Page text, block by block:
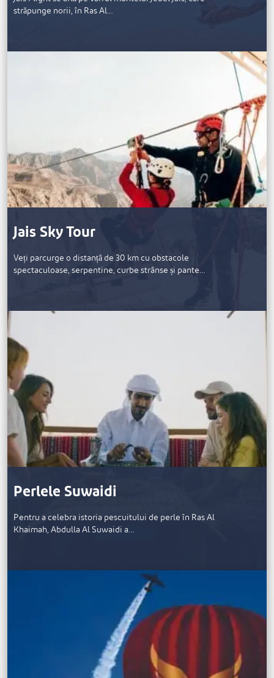
străpunge norii, în Ras Al…
Jais Sky Tour
Veți parcurge o distanță de 30 km cu obstacole
spectaculoase, serpentine, curbe strânse și pante…
Perlele Suwaidi
Pentru a celebra istoria pescuitului de perle în Ras Al
Khaimah, Abdulla Al Suwaidi a…